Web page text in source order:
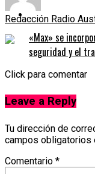
Redacción Radio
«Max» se
seguridad y el
Click para comentar
Leave a Reply
Tu dirección de
campos obligatorios
Comentario *